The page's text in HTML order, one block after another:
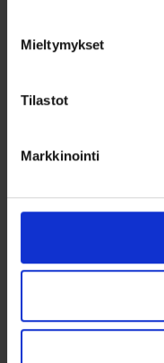
Mieltymykset
Tilastot
Markkinointi
Kultakorvakorut
Elegantit 14k keltakultaiset
nappikorvakorut kirkkaalla